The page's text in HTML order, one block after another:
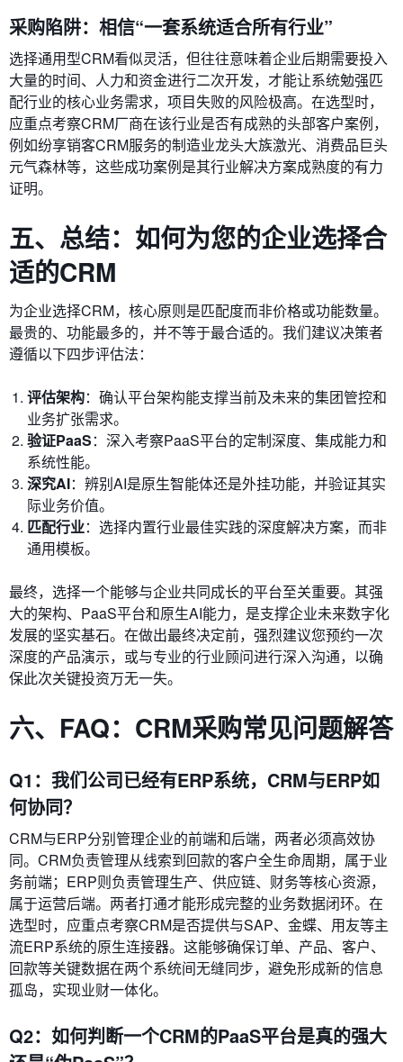
采购陷阱：相信“一套系统适合所有行业”
选择通用型CRM看似灵活，但往往意味着企业后期需要投入
大量的时间、人力和资金进行二次开发，才能让系统勉强匹
配行业的核心业务需求，项目失败的风险极高。在选型时，
应重点考察CRM厂商在该行业是否有成熟的头部客户案例，
例如纷享销客CRM服务的制造业龙头大族激光、消费品巨头
元气森林等，这些成功案例是其行业解决方案成熟度的有力
证明。
五、总结：如何为您的企业选择合
适的CRM
为企业选择CRM，核心原则是匹配度而非价格或功能数量。
最贵的、功能最多的，并不等于最合适的。我们建议决策者
遵循以下四步评估法：
评估架构：确认平台架构能支撑当前及未来的集团管控和
业务扩张需求。
验证PaaS：深入考察PaaS平台的定制深度、集成能力和
系统性能。
深究AI：辨别AI是原生智能体还是外挂功能，并验证其实
际业务价值。
匹配行业：选择内置行业最佳实践的深度解决方案，而非
通用模板。
最终，选择一个能够与企业共同成长的平台至关重要。其强
大的架构、PaaS平台和原生AI能力，是支撑企业未来数字化
发展的坚实基石。在做出最终决定前，强烈建议您预约一次
深度的产品演示，或与专业的行业顾问进行深入沟通，以确
保此次关键投资万无一失。
六、FAQ：CRM采购常见问题解答
Q1：我们公司已经有ERP系统，CRM与ERP如
何协同？
CRM与ERP分别管理企业的前端和后端，两者必须高效协
同。CRM负责管理从线索到回款的客户全生命周期，属于业
务前端；ERP则负责管理生产、供应链、财务等核心资源，
属于运营后端。两者打通才能形成完整的业务数据闭环。在
选型时，应重点考察CRM是否提供与SAP、金蝶、用友等主
流ERP系统的原生连接器。这能够确保订单、产品、客户、
回款等关键数据在两个系统间无缝同步，避免形成新的信息
孤岛，实现业财一体化。
Q2：如何判断一个CRM的PaaS平台是真的强大